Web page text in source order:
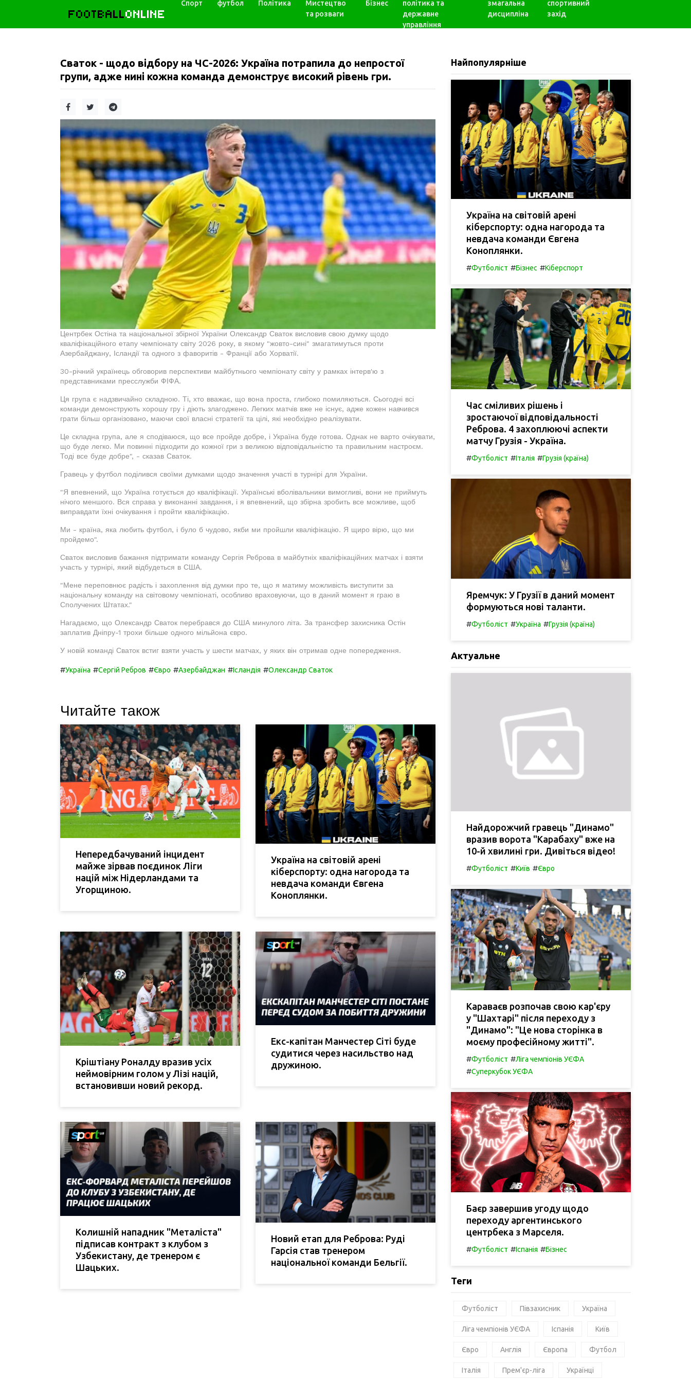
FOOTBALLONLINE
Спорт футбол Політика
Мистецтво
та розваги
Бізнес
політика та
державне
управління
змагальна
дисципліна
спортивний
захід
Сваток - щодо відбору на ЧС-2026: Україна потрапила до непростої
групи, адже нині кожна команда демонструє високий рівень гри.
Центрбек Остіна та національної збірної України Олександр Сваток висловив свою думку щодо
кваліфікаційного етапу чемпіонату світу 2026 року, в якому "жовто-сині" змагатимуться проти
Азербайджану, Ісландії та одного з фаворитів - Франції або Хорватії.
30-річний українець обговорив перспективи майбутнього чемпіонату світу у рамках інтерв'ю з
представниками пресслужби ФІФА.
Ця група є надзвичайно складною. Ті, хто вважає, що вона проста, глибоко помиляються. Сьогодні всі
команди демонструють хорошу гру і діють злагоджено. Легких матчів вже не існує, адже кожен навчився
грати більш організовано, маючи свої власні стратегії та цілі, які необхідно реалізувати.
Це складна група, але я сподіваюся, що все пройде добре, і Україна буде готова. Однак не варто очікувати,
що буде легко. Ми повинні підходити до кожної гри з великою відповідальністю та правильним настроєм.
Тоді все буде добре", - сказав Сваток.
Гравець у футбол поділився своїми думками щодо значення участі в турнірі для України.
"Я впевнений, що Україна готується до кваліфікації. Українські вболівальники вимогливі, вони не приймуть
нічого меншого. Вся справа у виконанні завдання, і я впевнений, що збірна зробить все можливе, щоб
виправдати їхні очікування і пройти кваліфікацію.
Ми - країна, яка любить футбол, і було б чудово, якби ми пройшли кваліфікацію. Я щиро вірю, що ми
пройдемо".
Сваток висловив бажання підтримати команду Сергія Реброва в майбутніх кваліфікаційних матчах і взяти
участь у турнірі, який відбудеться в США.
"Мене переповнює радість і захоплення від думки про те, що я матиму можливість виступити за
національну команду на світовому чемпіонаті, особливо враховуючи, що в даний момент я граю в
Сполучених Штатах."
Нагадаємо, що Олександр Сваток перебрався до США минулого літа. За трансфер захисника Остін
заплатив Дніпру-1 трохи більше одного мільйона євро.
У новій команді Сваток встиг взяти участь у шести матчах, у яких він отримав одне попередження.
#Україна #Сергій Ребров #Євро #Азербайджан #Ісландія #Олександр Сваток
Читайте також
Непередбачуваний інцидент
майже зірвав поєдинок Ліги
націй між Нідерландами та
Угорщиною.
Україна на світовій арені
кіберспорту: одна нагорода та
невдача команди Євгена
Коноплянки.
Кріштіану Роналду вразив усіх
неймовірним голом у Лізі націй,
встановивши новий рекорд.
Екс-капітан Манчестер Сіті буде
судитися через насильство над
дружиною.
Колишній нападник "Металіста"
підписав контракт з клубом з
Узбекистану, де тренером є
Шацьких.
Новий етап для Реброва: Руді
Гарсія став тренером
національної команди Бельгії.
Найпопулярніше
Україна на світовій арені
кіберспорту: одна нагорода та
невдача команди Євгена
Коноплянки.
#Футболіст #Бізнес #Кіберспорт
Час сміливих рішень і
зростаючої відповідальності
Реброва. 4 захоплюючі аспекти
матчу Грузія - Україна.
#Футболіст #Італія #Грузія (країна)
Яремчук: У Грузії в даний момент
формуються нові таланти.
#Футболіст #Україна #Грузія (країна)
Актуальне
Найдорожчий гравець "Динамо"
вразив ворота "Карабаху" вже на
10-й хвилині гри. Дивіться відео!
#Футболіст #Київ #Євро
Караваєв розпочав свою кар'єру
у "Шахтарі" після переходу з
"Динамо": "Це нова сторінка в
моєму професійному житті".
#Футболіст #Ліга чемпіонів УЄФА
#Суперкубок УЄФА
Баєр завершив угоду щодо
переходу аргентинського
центрбека з Марселя.
#Футболіст #Іспанія #Бізнес
Теги
Футболіст Півзахисник Україна
Ліга чемпіонів УЄФА Іспанія Київ
Євро Англія Європа Футбол
Італія Прем'єр-ліга Українці